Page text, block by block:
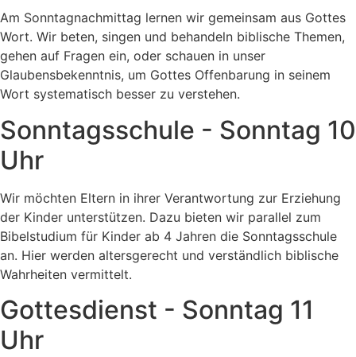
Am Sonntagnachmittag lernen wir gemeinsam aus Gottes
Wort. Wir beten, singen und behandeln biblische Themen,
gehen auf Fragen ein, oder schauen in unser
Glaubensbekenntnis, um Gottes Offenbarung in seinem
Wort systematisch besser zu verstehen.
Sonntagsschule - Sonntag 10
Uhr
Wir möchten Eltern in ihrer Verantwortung zur Erziehung
der Kinder unterstützen. Dazu bieten wir parallel zum
Bibelstudium für Kinder ab 4 Jahren die Sonntagsschule
an. Hier werden altersgerecht und verständlich biblische
Wahrheiten vermittelt.
Gottesdienst - Sonntag 11
Uhr